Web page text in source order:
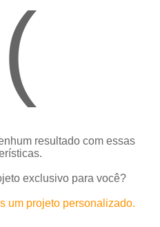
resultado com essas
exclusivo para você?
um projeto personalizado.